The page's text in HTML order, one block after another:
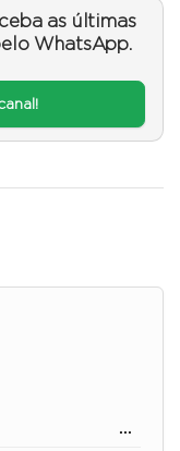
as últimas
WhatsApp.
...